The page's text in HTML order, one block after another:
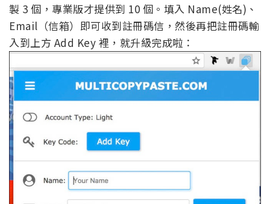
製 3 個，專業版才提供到 10 個。填入 Name(姓名)、
Email（信箱）即可收到註冊碼信，然後再把註冊碼輸
入到上方 Add Key 裡，就升級完成啦：